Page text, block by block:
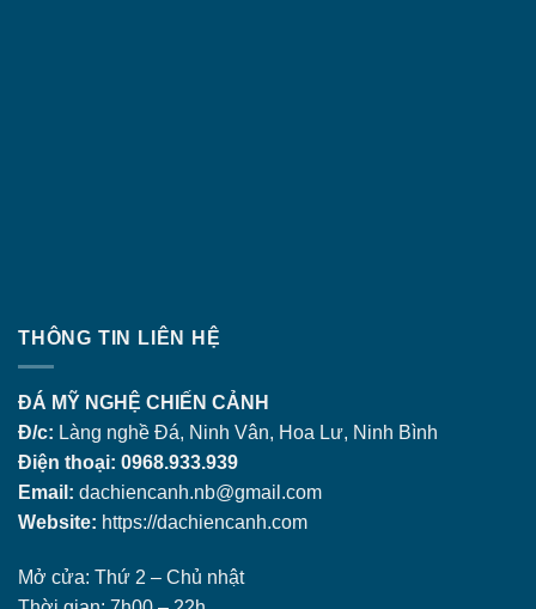
THÔNG TIN LIÊN HỆ
ĐÁ MỸ NGHỆ CHIẾN CẢNH
Đ/c: Làng nghề Đá, Ninh Vân, Hoa Lư, Ninh Bình
Điện thoại: 0968.933.939
Email: dachiencanh.nb@gmail.com
Website: https://dachiencanh.com
Mở cửa: Thứ 2 – Chủ nhật